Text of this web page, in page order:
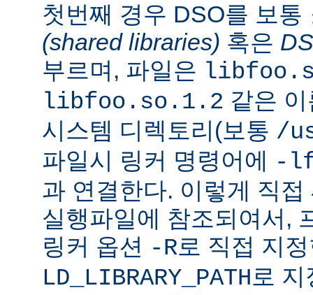
첫번째 경우 DSO를 보통
(shared libraries) 혹은
부르며, 파일은
libfoo.so.1.2 같은
시스템 디렉토리(보통 /
파일시 링커 명령어에
-
과 연결한다. 이렇게 직
실행파일에 참조되여서,
링커 옵션 -R로 직접 지
LD_LIBRARY_PATH 로